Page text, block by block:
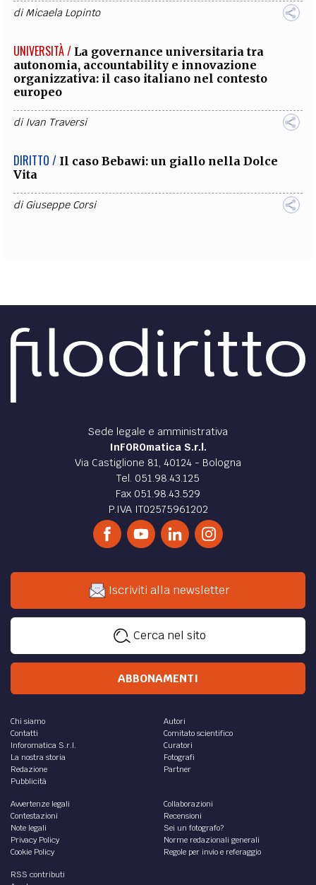
diMicaela Lopinto
UNIVERSITÀ / La governance universitaria tra
autonomia, accountability e innovazione
organizzativa: il caso italiano nel contesto
europeo
di Ivan Traversi
DIRITTO / Il caso Bebawi: un giallo nella Dolce
Vita
diGiuseppe Corsi
Sede legale e amministrativa
InFOROmatica S.r.l.
Via Castiglione 81, 40124 - Bologna
Tel. 051.98.43.125
Fax 051.98.43.529
P.IVA IT02575961202
Iscriviti alla newsletter
Cerca nel sito
ABBONAMENTI
Chi siamo
Contatti
Inforomatica S.r.l.
La nostra storia
Redazione
Pubblicità
Autori
Comitato scientifico
Curatori
Fotografi
Partner
Avvertenze legali
Contestazioni
Note legali
Privacy Policy
Cookie Policy
Collaborazioni
Recensioni
Sei un fotografo?
Norme redazionali generali
Regole per invio e referaggio
RSS contributi